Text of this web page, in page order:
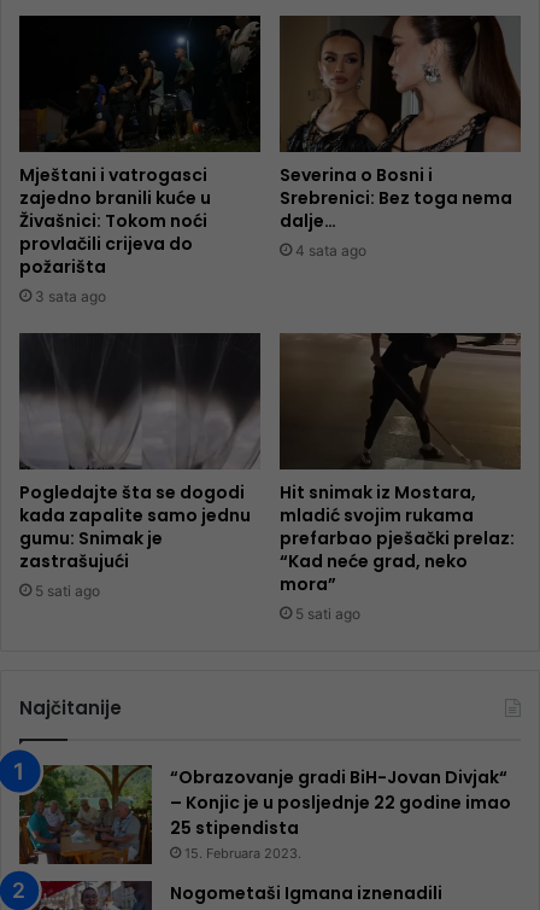
Mještani i vatrogasci
zajedno branili kuće u
Živašnici: Tokom noći
provlačili crijeva do
požarišta
3 sata ago
Severina o Bosni i
Srebrenici: Bez toga nema
dalje…
4 sata ago
Pogledajte šta se dogodi
kada zapalite samo jednu
gumu: Snimak je
zastrašujući
5 sati ago
Hit snimak iz Mostara,
mladić svojim rukama
prefarbao pješački prelaz:
“Kad neće grad, neko
mora”
5 sati ago
Najčitanije
“Obrazovanje gradi BiH-Jovan Divjak“
– Konjic je u posljednje 22 godine imao
25 ​​stipendista
15. Februara 2023.
Nogometaši Igmana iznenadili